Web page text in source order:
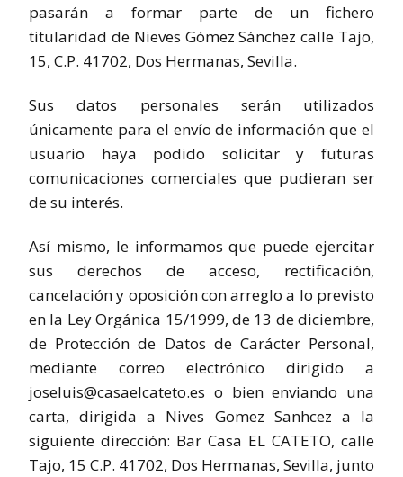
pasarán a formar parte de un fichero
titularidad de Nieves Gómez Sánchez calle Tajo,
15, C.P. 41702, Dos Hermanas, Sevilla.
Sus datos personales serán utilizados
únicamente para el envío de información que el
usuario haya podido solicitar y futuras
comunicaciones comerciales que pudieran ser
de su interés.
Así mismo, le informamos que puede ejercitar
sus derechos de acceso, rectificación,
cancelación y oposición con arreglo a lo previsto
en la Ley Orgánica 15/1999, de 13 de diciembre,
de Protección de Datos de Carácter Personal,
mediante correo electrónico dirigido a
joseluis@casaelcateto.es o bien enviando una
carta, dirigida a Nives Gomez Sanhcez a la
siguiente dirección: Bar Casa EL CATETO, calle
Tajo, 15 C.P. 41702, Dos Hermanas, Sevilla, junto